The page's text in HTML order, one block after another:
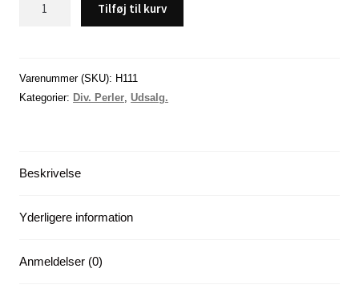
(Pink),
kæde
Tilføj til kurv
Varenummer (SKU): H111
Kategorier: Div. Perler,Udsalg.
Beskrivelse
Yderligere information
Anmeldelser (0)